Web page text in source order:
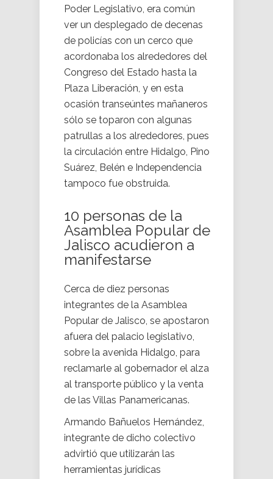
Poder Legislativo, era común
ver un desplegado de decenas
de policías con un cerco que
acordonaba los alrededores del
Congreso del Estado hasta la
Plaza Liberación, y en esta
ocasión transeúntes mañaneros
sólo se toparon con algunas
patrullas a los alrededores, pues
la circulación entre Hidalgo, Pino
Suárez, Belén e Independencia
tampoco fue obstruida.
10 personas de la
Asamblea Popular de
Jalisco acudieron a
manifestarse
Cerca de diez personas
integrantes de la Asamblea
Popular de Jalisco, se apostaron
afuera del palacio legislativo,
sobre la avenida Hidalgo, para
reclamarle al gobernador el alza
al transporte público y la venta
de las Villas Panamericanas.
Armando Bañuelos Hernández,
integrante de dicho colectivo
advirtió que utilizarán las
herramientas jurídicas